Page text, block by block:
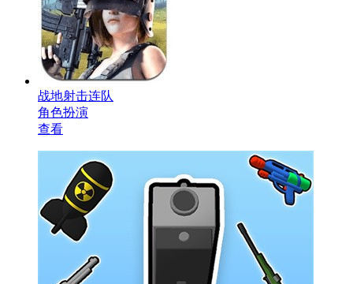
战地射击连队
角色扮演
查看